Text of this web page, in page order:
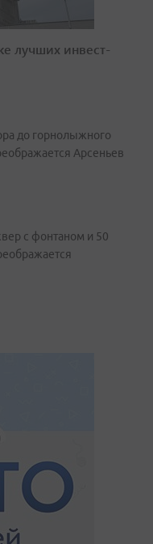
лучших инвест-
до горнолыжного
Арсеньев
с фонтаном и 50